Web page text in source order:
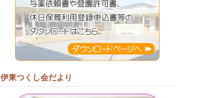
伊東つくし会だより